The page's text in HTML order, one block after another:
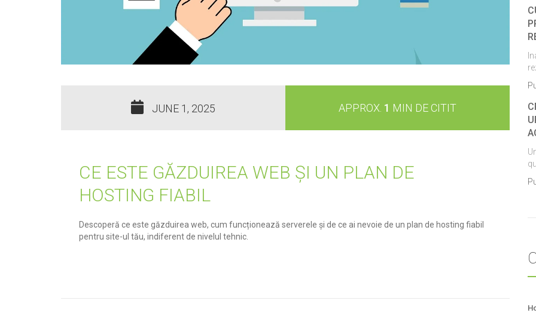
JUNE 1, 2025 APPROX. 1 MIN DE CITIT
CE ESTE GĂZDUIREA WEB ȘI UN PLAN DE
HOSTING FIABIL
Descoperă ce este găzduirea web, cum funcționează serverele și de ce ai nevoie de un plan de hosting fiabil
pentru site-ul tău, indiferent de nivelul tehnic.